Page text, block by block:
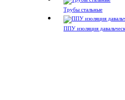
Трубы стальные
ППУ изоляция